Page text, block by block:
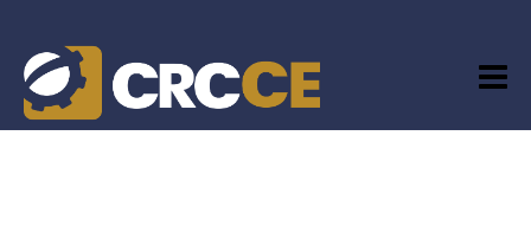
content